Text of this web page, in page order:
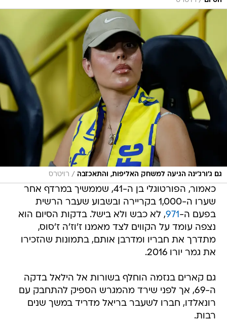
גם ג'ורג'ינה הגיעה למשחק האליפות, והתאכזבה / רויטרס
כאמור, הפורטוגלי בן ה-41, שממשיך במרדף אחר
שערו ה-1,000 בקריירה ובשבוע שעבר הרשית
בפעם ה-971, לא כבש ולא בישל. בדקות הסיום הוא
נצפה עומד על הקווים לצד מאמנו ז'וז'ה ז'סוס,
מתדרך את חבריו ומדרבן אותם, בתמונות שהזכירו
את גמר יורו 2016.
גם קארים בנזמה הוחלף בשורות אל הילאל בדקה
ה-69, אך לפני שירד מהמגרש הספיק להתחבק עם
רונאלדו, חברו לשעבר בריאל מדריד במשך שנים
רבות.